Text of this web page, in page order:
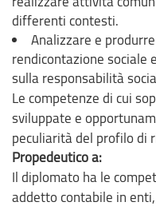
differenti contesti.
Analizzare e
rendicontazione sociale
sulla responsabilità
Le competenze di cui
sviluppate e
peculiarità del profilo di
Propedeutico a:
Il diplomato ha le
addetto contabile in